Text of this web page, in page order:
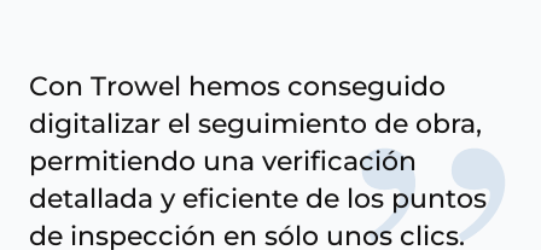
Con Trowel hemos conseguido
digitalizar el seguimiento de obra,
permitiendo una verificación
detallada y eficiente de los puntos
de inspección en sólo unos clics.